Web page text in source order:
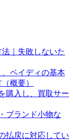
｜失敗しないた
、ペイディの基本
概要）
購入し、買取サー
ブランド小物な
払戻に対応してい